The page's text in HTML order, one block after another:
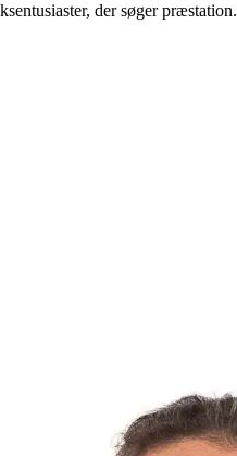
der søger præstation.